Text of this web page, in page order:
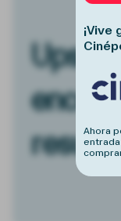
Ups.
¡Vive
Ahora